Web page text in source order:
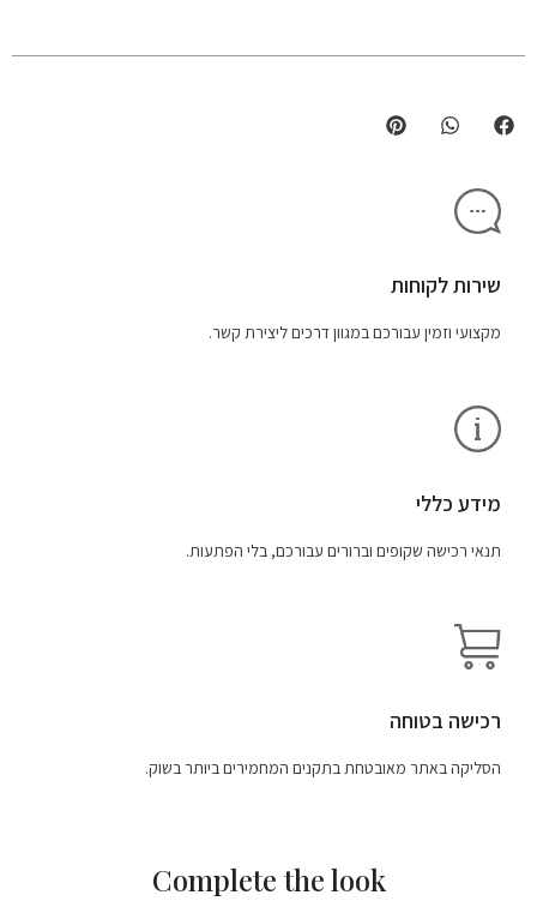
שירות לקוחות
מקצועי וזמין עבורכם במגוון דרכים ליצירת קשר.
מידע כללי
תנאי רכישה שקופים וברורים עבורכם, בלי הפתעות.
רכישה בטוחה
הסליקה באתר מאובטחת בתקנים המחמירים ביותר בשוק.
Complete the look